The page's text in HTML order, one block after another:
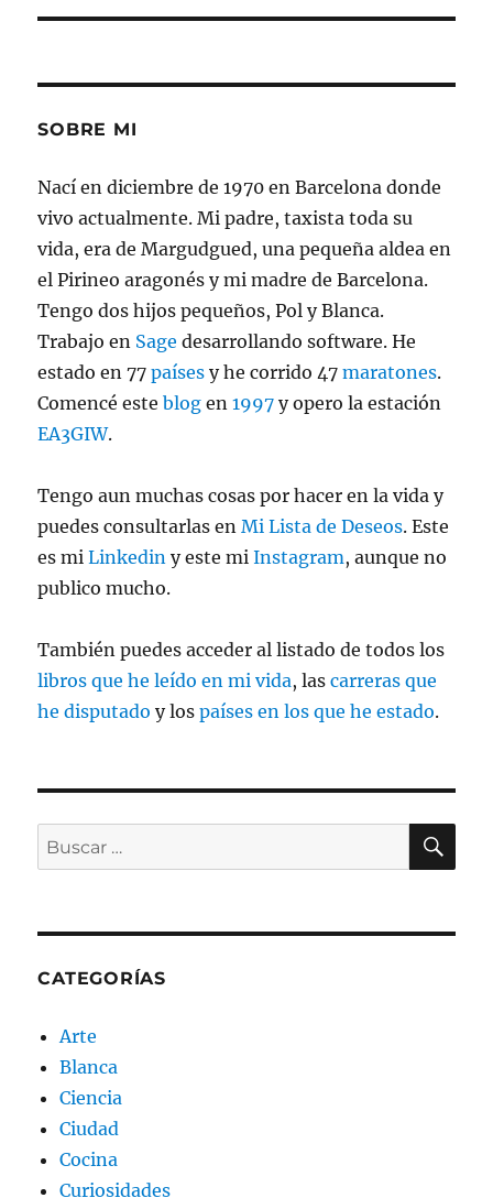
SOBRE MI
Nací en diciembre de 1970 en Barcelona donde
vivo actualmente. Mi padre, taxista toda su
vida, era de Margudgued, una pequeña aldea en
el Pirineo aragonés y mi madre de Barcelona.
Tengo dos hijos pequeños, Pol y Blanca.
Trabajo en Sage desarrollando software. He
estado en 77países y he corrido 47maratones.
Comencé esteblog en1997 y opero la estación
EA3GIW.
Tengo aun muchas cosas por hacer en la vida y
puedes consultarlas enMi Lista de Deseos. Este
es miLinkedin y este miInstagram, aunque no
publico mucho.
También puedes acceder al listado de todos los
libros que he leído en mi vida, lascarreras que
he disputado y lospaíses en los que he estado.
Buscar
por:
CATEGORÍAS
Arte
Blanca
Ciencia
Ciudad
Cocina
Curiosidades